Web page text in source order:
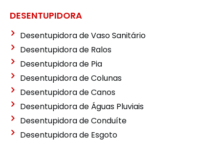
DESENTUPIDORA
Desentupidora de Vaso Sanitário
Desentupidora de Ralos
Desentupidora de Pia
Desentupidora de Colunas
Desentupidora de Canos
Desentupidora de Águas Pluviais
Desentupidora de Conduíte
Desentupidora de Esgoto